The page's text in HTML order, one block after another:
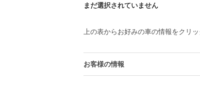
まだ選択されていません
上の表からお好みの車の情報をクリ
お客様の情報